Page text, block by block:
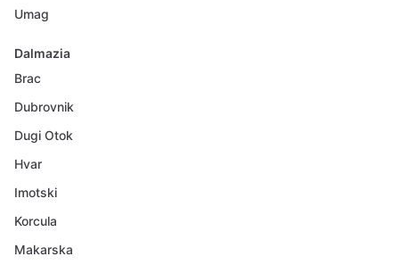
Umag
Dalmazia
Brac
Dubrovnik
Dugi Otok
Hvar
Imotski
Korcula
Makarska